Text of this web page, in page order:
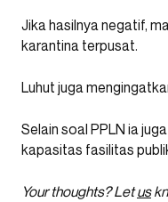
Jika hasilnya negatif,
karantina terpusat.
Luhut juga
Selain soal PPLN ia
kapasitas fasilitas
Your thoughts? Letus